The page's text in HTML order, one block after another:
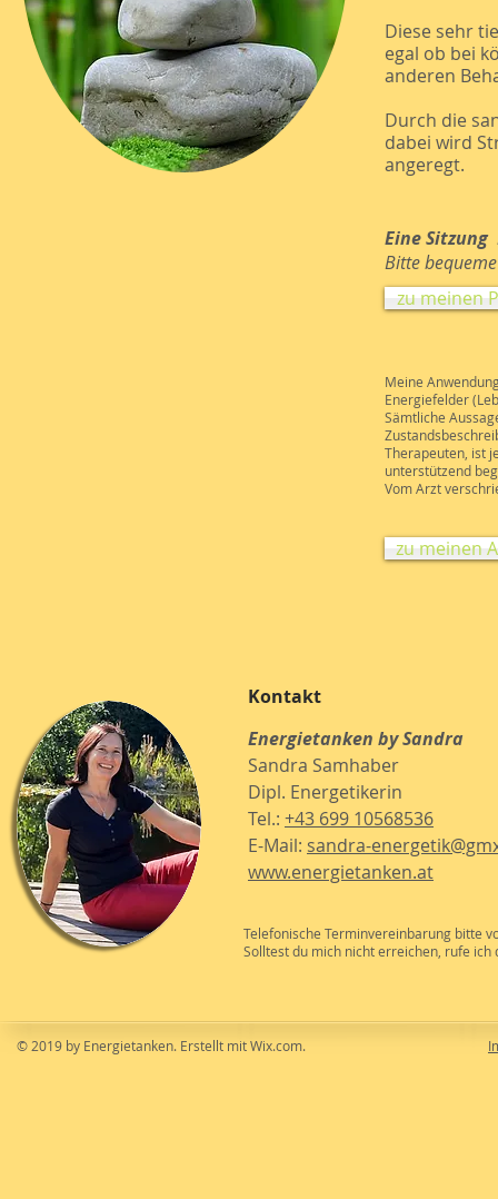
Diese sehr
egal ob bei
anderen
Durch die
dabei wird
angeregt.
Eine Sitzung
Bitte
zu meinen
Meine
Energiefelder
Sämtliche
Therapeuten, ist
unterstützend
Vom Arzt
zu meinen
Kontakt
Energietanken by Sandra
Sandra Samhaber
Dipl. Energetikerin
Tel.: +43 699 10568536
E-Mail: sandra-
www.energietanken.at
Telefonische Terminvereinbarung bitte
Solltest du mich nicht erreichen, rufe ich
© 2019 by Energietanken. Erstellt mitWix.com.